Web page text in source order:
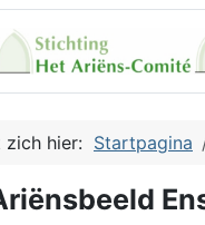
zich hier: Startpagina